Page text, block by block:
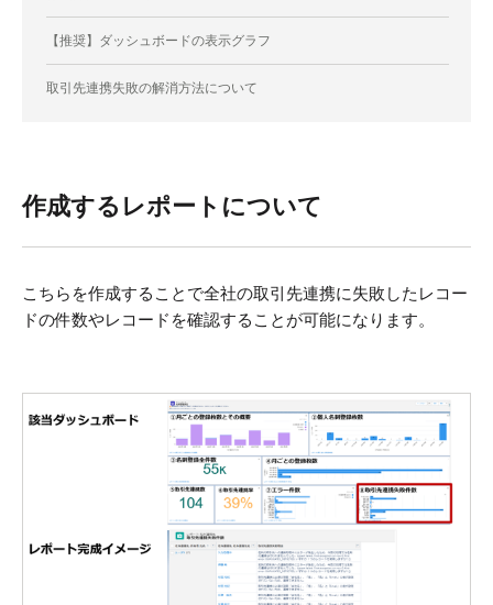
【推奨】ダッシュボードの表示グラフ
取引先連携失敗の解消方法について
作成するレポートについて
こちらを作成することで全社の取引先連携に失敗したレコー
ドの件数やレコードを確認することが可能になります。